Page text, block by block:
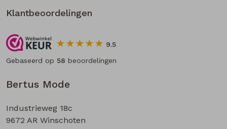
Bertus Mode
Industrieweg 18c
9672 AR Winschoten
Klantbeoordelingen
9.5
Gebaseerd op 58 beoordelingen